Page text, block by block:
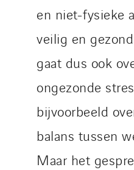
en niet-fysieke
veilig en
gaat dus ook
ongezonde
bijvoorbeeld
balans tussen
Maar het